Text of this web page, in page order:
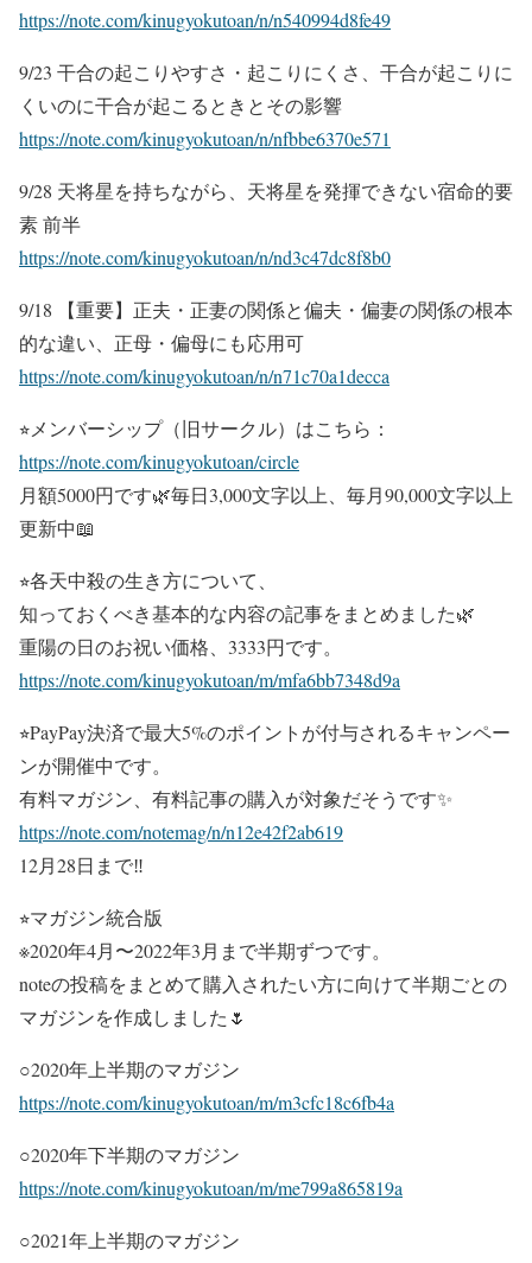
https://note.com/kinugyokutoan/n/n540994d8fe49
9/23 干合の起こりやすさ・起こりにくさ、干合が起こりに
くいのに干合が起こるときとその影響
https://note.com/kinugyokutoan/n/nfbbe6370e571
9/28 天将星を持ちながら、天将星を発揮できない宿命的要
素 前半
https://note.com/kinugyokutoan/n/nd3c47dc8f8b0
9/18 【重要】正夫・正妻の関係と偏夫・偏妻の関係の根本
的な違い、正母・偏母にも応用可
https://note.com/kinugyokutoan/n/n71c70a1decca
⭐︎メンバーシップ（旧サークル）はこちら：
https://note.com/kinugyokutoan/circle
月額5000円です🌿毎日3,000文字以上、毎月90,000文字以上
更新中📖
⭐︎各天中殺の生き方について、
知っておくべき基本的な内容の記事をまとめました🌿
重陽の日のお祝い価格、3333円です。
https://note.com/kinugyokutoan/m/mfa6bb7348d9a
⭐︎PayPay決済で最大5%のポイントが付与されるキャンペー
ンが開催中です。
有料マガジン、有料記事の購入が対象だそうです✨
https://note.com/notemag/n/n12e42f2ab619
12月28日まで‼️
⭐︎マガジン統合版
※2020年4月〜2022年3月まで半期ずつです。
noteの投稿をまとめて購入されたい方に向けて半期ごとの
マガジンを作成しました🌷
○2020年上半期のマガジン
https://note.com/kinugyokutoan/m/m3cfc18c6fb4a
○2020年下半期のマガジン
https://note.com/kinugyokutoan/m/me799a865819a
○2021年上半期のマガジン